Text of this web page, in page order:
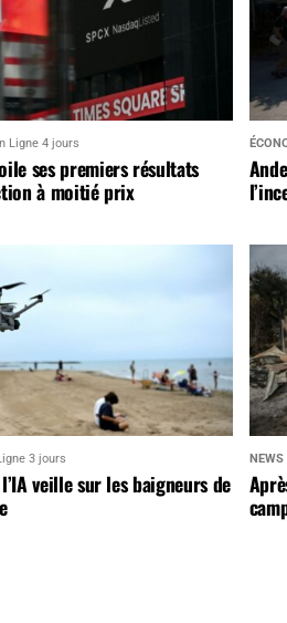
Ligne 4 jours
ses premiers résultats
à moitié prix
3 jours
veille sur les baigneurs de
NEWS